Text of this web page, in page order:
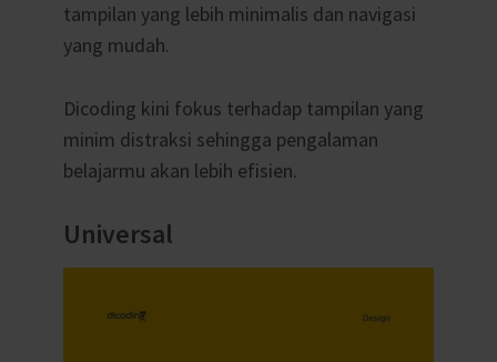
tampilan yang lebih minimalis dan navigasi
yang mudah.
Dicoding kini fokus terhadap tampilan yang
minim distraksi sehingga pengalaman
belajarmu akan lebih efisien.
Universal